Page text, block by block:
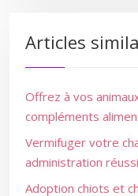
Articles
Offrez à vos
compléments
Vermifuger votre
administration
Adoption chiots et